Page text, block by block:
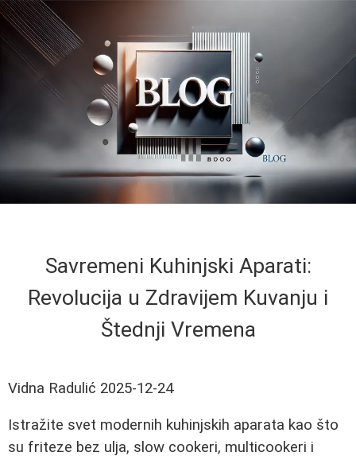
Savremeni Kuhinjski Aparati:
Revolucija u Zdravijem Kuvanju i
Štednji Vremena
Vidna Radulić 2025-12-24
Istražite svet modernih kuhinjskih aparata kao što
su friteze bez ulja, slow cookeri, multicookeri i